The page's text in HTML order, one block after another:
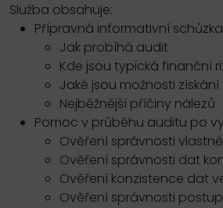
Služba obsahuje:
Přípravná informativní
Jak probíhá audit
Kde jsou typická finanční
Jaké jsou možnosti
Nejběžnější příčiny nálezů
Pomoc v průběhu auditu po
Ověření správnosti
Ověření správnosti dat
Ověření konzistence dat
Ověření správnosti